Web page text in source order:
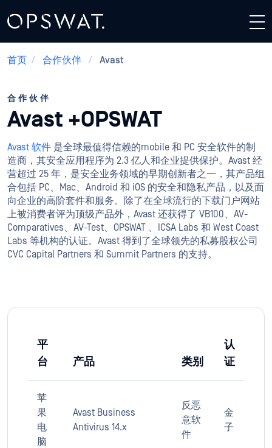
首页 / 合作伙伴 / Avast
合作伙伴
Avast +OPSWAT
Avast 软件 是全球最值得信赖的mobile 和 PC 安全软件的制
造商，其安全应用程序为 2.3 亿人和企业提供保护。Avast 经
营超过 25 年，是安全业务领域的早期创新者之一，其产品组
合包括 PC、Mac、Android 和 iOS 的安全和隐私产品，以及面
向企业的高阶套件和服务。除了在全球流行的下载门户网站
上被消费者评为顶级产品外，Avast 还获得了 VB100、AV-
Comparatives、AV-Test、OPSWAT 、ICSA Labs 和 West Coast
Labs 等机构的认证。Avast 得到了全球领先的私募股权公司
CVC Capital Partners 和 Summit Partners 的支持。
平
台
产品 类别
认
证
苹
果
电
脑
Avast Business
Antivirus 14.x
反恶
意软
件
金
子